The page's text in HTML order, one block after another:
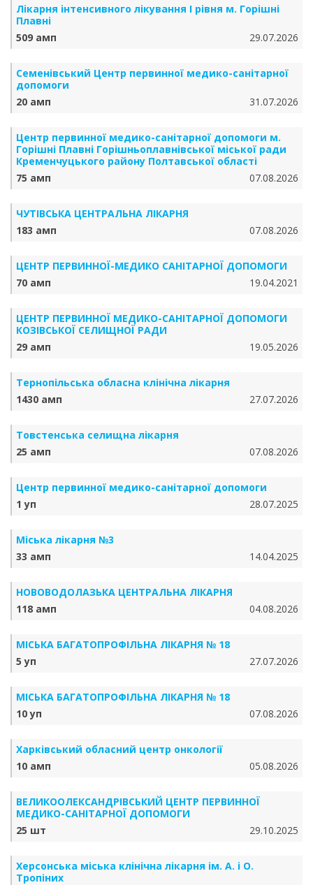
Лікарня інтенсивного лікування І рівня м. Горішні
Плавні
509 амп
29.07.2026
Семенівський Центр первинної медико-санітарної
допомоги
20 амп
31.07.2026
Центр первинної медико-санітарної допомоги м.
Горішні Плавні Горішньоплавнівської міської ради
Кременчуцького району Полтавської області
75 амп
07.08.2026
ЧУТІВСЬКА ЦЕНТРАЛЬНА ЛІКАРНЯ
183 амп
07.08.2026
ЦЕНТР ПЕРВИННОЇ-МЕДИКО САНІТАРНОЇ ДОПОМОГИ
70 амп
19.04.2021
ЦЕНТР ПЕРВИННОЇ МЕДИКО-САНІТАРНОЇ ДОПОМОГИ
КОЗІВСЬКОЇ СЕЛИЩНОЇ РАДИ
29 амп
19.05.2026
Тернопільська обласна клінічна лікарня
1430 амп
27.07.2026
Товстенська селищна лікарня
25 амп
07.08.2026
Центр первинної медико-санітарної допомоги
1 уп
28.07.2025
Міська лікарня №3
33 амп
14.04.2025
НОВОВОДОЛАЗЬКА ЦЕНТРАЛЬНА ЛІКАРНЯ
118 амп
04.08.2026
МІСЬКА БАГАТОПРОФІЛЬНА ЛІКАРНЯ № 18
5 уп
27.07.2026
МІСЬКА БАГАТОПРОФІЛЬНА ЛІКАРНЯ № 18
10 уп
07.08.2026
Харківський обласний центр онкології
10 амп
05.08.2026
ВЕЛИКООЛЕКСАНДРІВСЬКИЙ ЦЕНТР ПЕРВИННОЇ
МЕДИКО-САНІТАРНОЇ ДОПОМОГИ
25 шт
29.10.2025
Херсонська міська клінічна лікарня ім. А. і О.
Тропіних